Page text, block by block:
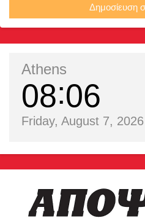
Δημοσίευση
Athens
08 06
Friday, August 7, 2026